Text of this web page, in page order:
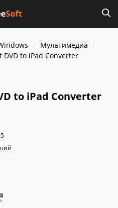
Мультимедиа
DVD to iPad Converter
to iPad Converter